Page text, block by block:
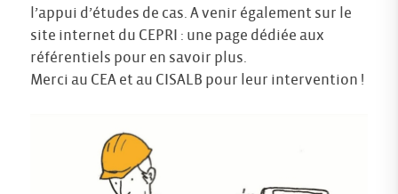
l’appui d’études de cas. A venir également sur le
site internet du CEPRI : une page dédiée aux
référentiels pour en savoir plus.
Merci au CEA et au CISALB pour leur intervention !